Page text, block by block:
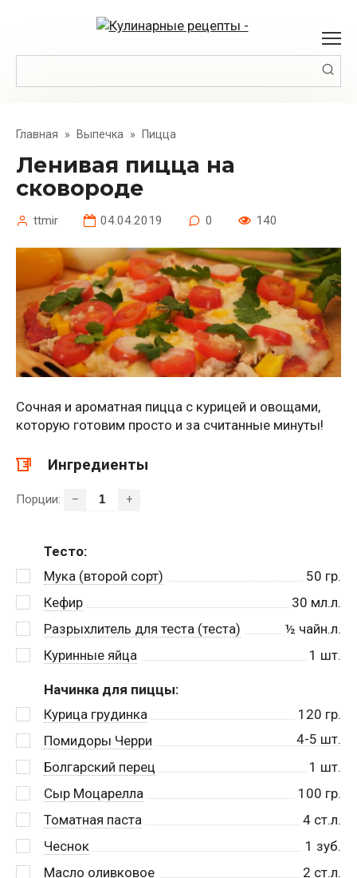
Главная » Выпечка » Пицца
Ленивая пицца на
сковороде
ttmir 04.04.2019 0 140
Сочная и ароматная пицца с курицей и овощами,
которую готовим просто и за считанные минуты!
Ингредиенты
Порции: – +
Тесто:
Мука (второй сорт)
50 гр.
Кефир
30 мл.л.
Разрыхлитель для теста (теста)
½ чайн.л.
Куринные яйца
1 шт.
Начинка для пиццы:
Курица грудинка
120 гр.
Помидоры Черри
4-5 шт.
Болгарский перец
1 шт.
Сыр Моцарелла
100 гр.
Томатная паста
4 ст.л.
Чеснок
1 зуб.
Масло оливковое
2 ст.л.